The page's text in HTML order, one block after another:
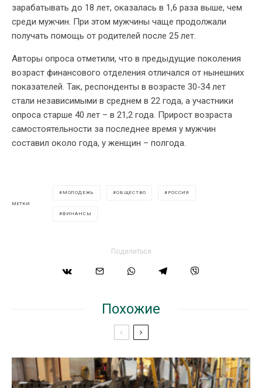
зарабатывать до 18 лет, оказалась в 1,6 раза выше, чем
среди мужчин. При этом мужчины чаще продолжали
получать помощь от родителей после 25 лет.
Авторы опроса отметили, что в предыдущие поколения
возраст финансового отделения отличался от нынешних
показателей. Так, респонденты в возрасте 30-34 лет
стали независимыми в среднем в 22 года, а участники
опроса старше 40 лет – в 21,2 года. Прирост возраста
самостоятельности за последнее время у мужчин
составил около года, у женщин – полгода.
МЕТКИ
МОЛОДЕЖЬ ОБЩЕСТВО РОССИЯ
ФИНАНСЫ
Поделиться
Похожие